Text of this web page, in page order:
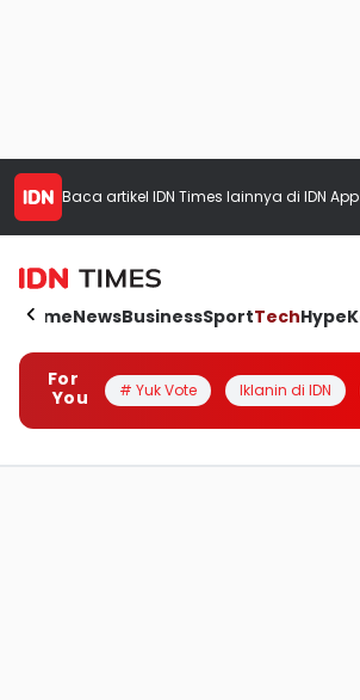
Baca artikel IDN Times lainnya di IDN App
HomeNewsBusinessSportTechHype
For
You
# Yuk Vote Iklanin di IDN